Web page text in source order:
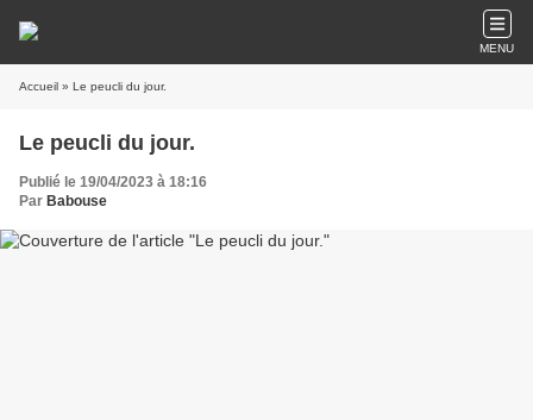
MENU
Accueil » Le peucli du jour.
Le peucli du jour.
Publié le 19/04/2023 à 18:16
Par Babouse